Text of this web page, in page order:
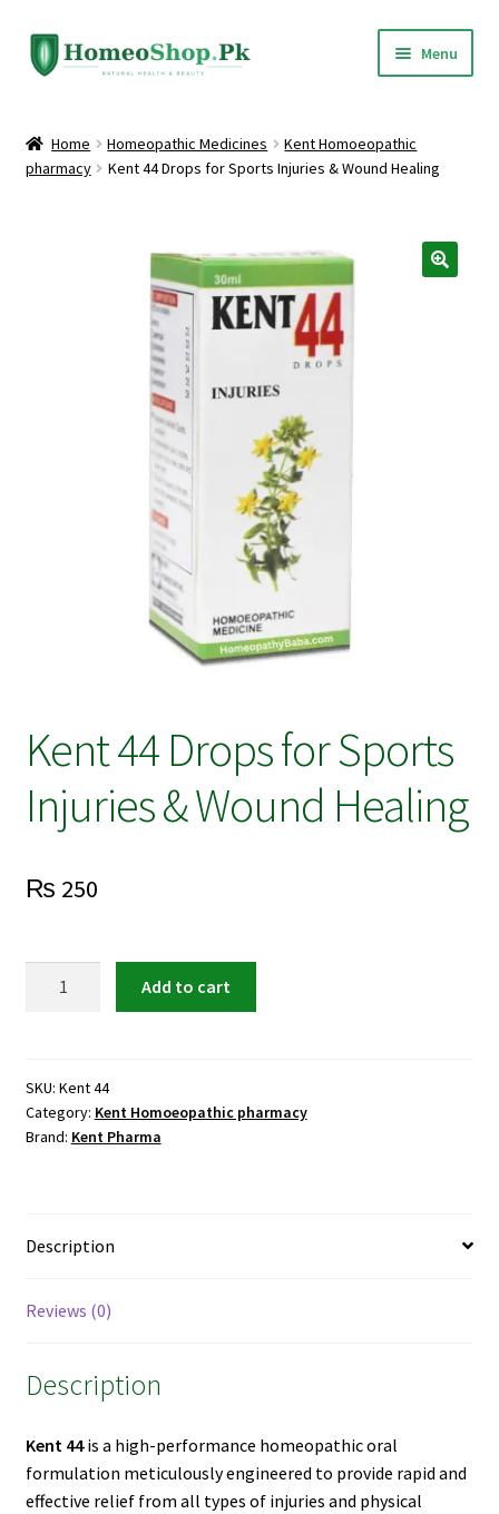
Skip
to
Skip
to
Menu
Shop All
child
menu
Home Homeopathic Medicines
Kent Homoeopathic
pharmacy
Kent 44 Drops for Sports Injuries & Wound Healing
Kent 44 Drops for Sports
Injuries & Wound Healing
₨ 250
Sports
Injuries
&
Add to cart
SKU: Kent 44
Category: Kent Homoeopathic pharmacy
Brand: Kent Pharma
Description
Reviews (0)
Description
Kent 44is a high-performance homeopathic oral
formulation meticulously engineered to provide rapid and
effective relief from all types of injuries and physical